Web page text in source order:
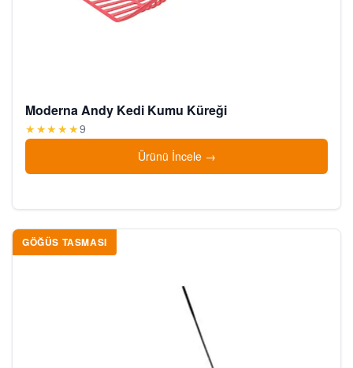
Moderna Andy Kedi Kumu Küreği
★★★★★9
Ürünü İncele
GÖĞÜS TASMASI